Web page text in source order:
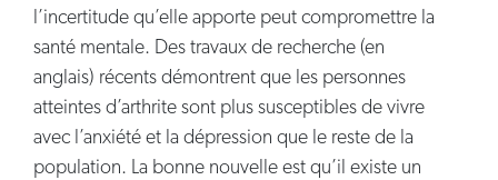
l’incertitude qu’elle apporte peut compromettre la
santé mentale. Des travaux de recherche (en
anglais) récents démontrent que les personnes
atteintes d’arthrite sont plus susceptibles de vivre
avec l’anxiété et la dépression que le reste de la
population. La bonne nouvelle est qu’il existe un